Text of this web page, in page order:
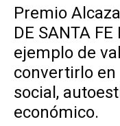
Premio
DE SANTA
ejemplo de
convertirlo
social,
económico.